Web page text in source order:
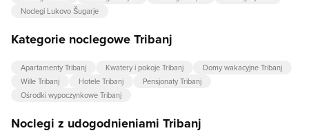
Noclegi Lukovo Šugarje
Kategorie noclegowe Tribanj
Apartamenty Tribanj Kwatery i pokoje Tribanj
Domy wakacyjne Tribanj
Wille Tribanj
Hotele Tribanj
Pensjonaty Tribanj
Ośrodki wypoczynkowe Tribanj
Noclegi z udogodnieniami Tribanj